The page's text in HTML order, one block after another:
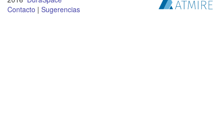
Contacto | Sugerencias